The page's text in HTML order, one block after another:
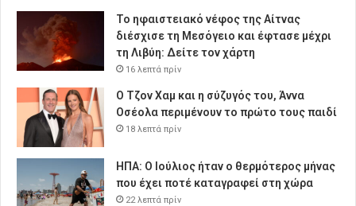
Το ηφαιστειακό νέφος της Αίτνας
διέσχισε τη Μεσόγειο και έφτασε μέχρι
τη Λιβύη: Δείτε τον χάρτη
16 λεπτά πρίν
Ο Τζον Χαμ και η σύζυγός του, Άννα
Οσέολα περιμένουν το πρώτο τους παιδί
18 λεπτά πρίν
ΗΠΑ: Ο Ιούλιος ήταν ο θερμότερος μήνας
που έχει ποτέ καταγραφεί στη χώρα
22 λεπτά πρίν